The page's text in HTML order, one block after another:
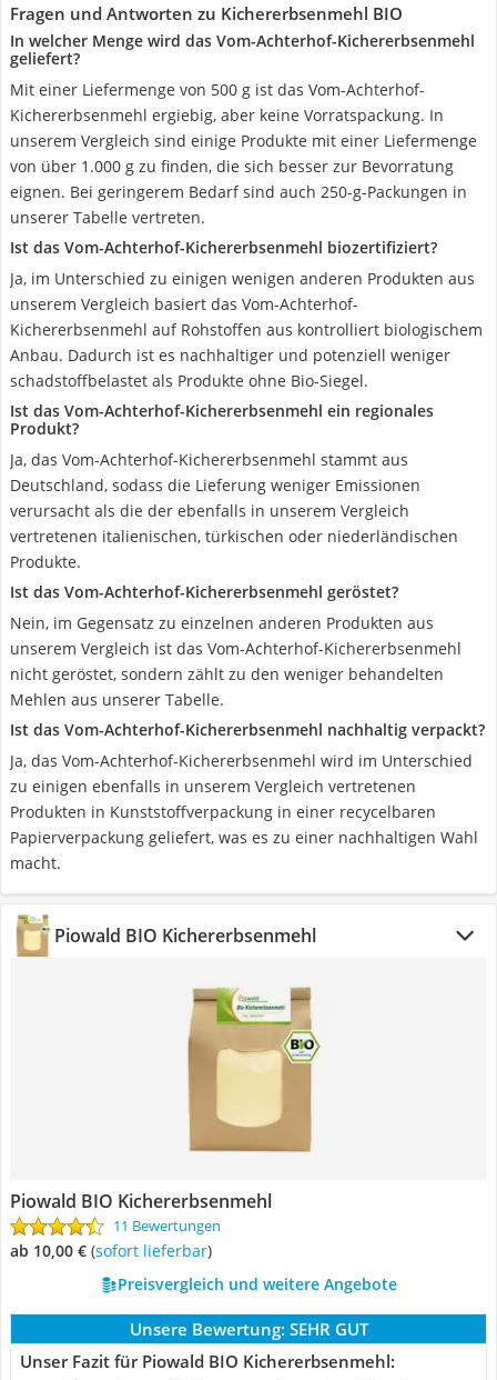
Fragen und Antworten zu Kichererbsenmehl BIO
In welcher Menge wird das Vom-Achterhof-Kichererbsenmehl
geliefert?
Mit einer Liefermenge von 500 g ist das Vom-Achterhof-
Kichererbsenmehl ergiebig, aber keine Vorratspackung. In
unserem Vergleich sind einige Produkte mit einer Liefermenge
von über 1.000 g zu finden, die sich besser zur Bevorratung
eignen. Bei geringerem Bedarf sind auch 250-g-Packungen in
unserer Tabelle vertreten.
Ist das Vom-Achterhof-Kichererbsenmehl biozertifiziert?
Ja, im Unterschied zu einigen wenigen anderen Produkten aus
unserem Vergleich basiert das Vom-Achterhof-
Kichererbsenmehl auf Rohstoffen aus kontrolliert biologischem
Anbau. Dadurch ist es nachhaltiger und potenziell weniger
schadstoffbelastet als Produkte ohne Bio-Siegel.
Ist das Vom-Achterhof-Kichererbsenmehl ein regionales
Produkt?
Ja, das Vom-Achterhof-Kichererbsenmehl stammt aus
Deutschland, sodass die Lieferung weniger Emissionen
verursacht als die der ebenfalls in unserem Vergleich
vertretenen italienischen, türkischen oder niederländischen
Produkte.
Ist das Vom-Achterhof-Kichererbsenmehl geröstet?
Nein, im Gegensatz zu einzelnen anderen Produkten aus
unserem Vergleich ist das Vom-Achterhof-Kichererbsenmehl
nicht geröstet, sondern zählt zu den weniger behandelten
Mehlen aus unserer Tabelle.
Ist das Vom-Achterhof-Kichererbsenmehl nachhaltig verpackt?
Ja, das Vom-Achterhof-Kichererbsenmehl wird im Unterschied
zu einigen ebenfalls in unserem Vergleich vertretenen
Produkten in Kunststoffverpackung in einer recycelbaren
Papierverpackung geliefert, was es zu einer nachhaltigen Wahl
macht.
Piowald BIO Kichererbsenmehl
Piowald BIO Kichererbsenmehl
11 Bewertungen
ab 10,00 € ( Sofort lieferbar)
Preisvergleich und weitere Angebote
Unsere Bewertung: SEHR GUT
Unser Fazit für Piowald BIO Kichererbsenmehl: